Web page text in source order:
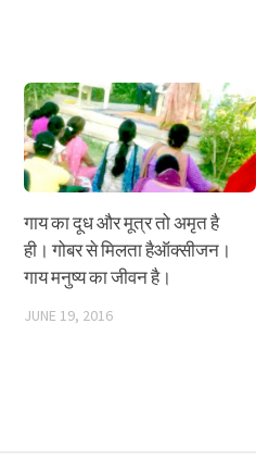
गाय का दूध और मूत्र तो अमृत है
ही। गोबर से मिलता हैऑक्सीजन।
गाय मनुष्य का जीवन है।
JUNE 19, 2016